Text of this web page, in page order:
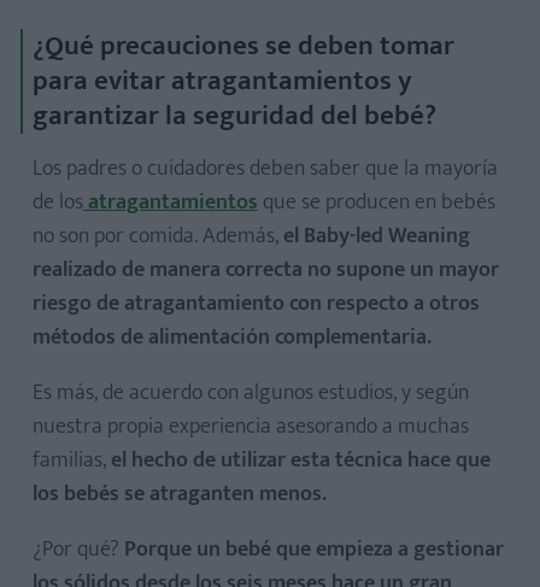
¿Qué precauciones se deben tomar
para evitar atragantamientos y
garantizar la seguridad del bebé?
Los padres o cuidadores deben saber que la mayoría
de losatragantamientosque se producen en bebés
no son por comida. Además,el Baby-led Weaning
realizado de manera correcta no supone un mayor
riesgo de atragantamiento con respecto a otros
métodos de alimentación complementaria.
Es más, de acuerdo con algunos estudios, y según
nuestra propia experiencia asesorando a muchas
familias,el hecho de utilizar esta técnica hace que
los bebés se atraganten menos.
¿Por qué? Porque un bebé que empieza a gestionar